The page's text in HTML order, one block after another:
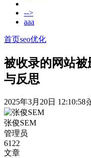
-->
aaa
首页seo优化
被收录的网站
与反思
2025年3月20日 12:10:58
张俊SEM
管理员
6122
文章